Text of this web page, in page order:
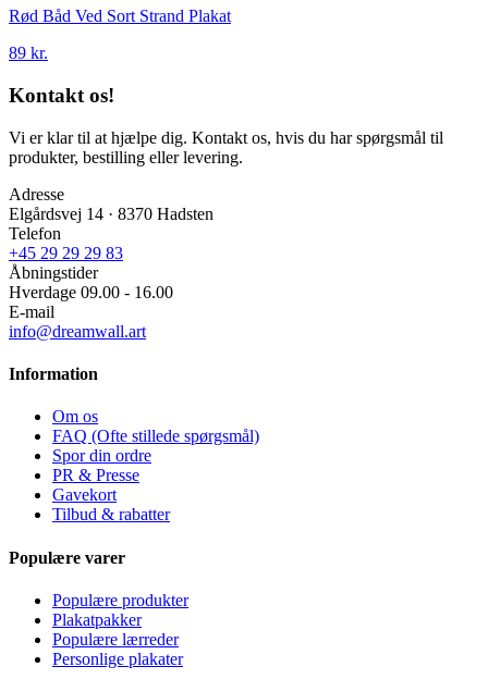
Rød Båd Ved Sort Strand Plakat
89 kr.
Kontakt os!
Vi er klar til at hjælpe dig. Kontakt os, hvis du har spørgsmål til
produkter, bestilling eller levering.
Adresse
Elgårdsvej 14 · 8370 Hadsten
Telefon
+45 29 29 29 83
Åbningstider
Hverdage 09.00 - 16.00
E-mail
info@dreamwall.art
Information
Om os
FAQ (Ofte stillede spørgsmål)
Spor din ordre
PR & Presse
Gavekort
Tilbud & rabatter
Populære varer
Populære produkter
Plakatpakker
Populære lærreder
Personlige plakater